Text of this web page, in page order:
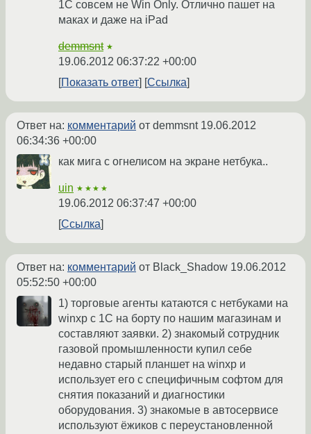
1С совсем не Win Only. Отлично пашет на
маках и даже на iPad
demmsnt ★
19.06.2012 06:37:22 +00:00
Показать ответ
Ссылка
Ответ на: комментарий от demmsnt 19.06.2012
06:34:36 +00:00
как мига с огнелисом на экране нетбука..
uin ★★★★
19.06.2012 06:37:47 +00:00
Ссылка
Ответ на: комментарий от Black_Shadow 19.06.2012
05:52:50 +00:00
1) торговые агенты катаются с нетбуками на
winxp с 1С на борту по нашим магазинам и
составляют заявки. 2) знакомый сотрудник
газовой промышленности купил себе
недавно старый планшет на winxp и
использует его с специфичным софтом для
снятия показаний и диагностики
оборудования. 3) знакомые в автосервисе
используют ёжиков с переустановленной